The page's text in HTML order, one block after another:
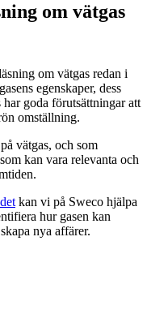
om vätgas
om vätgas redan i
egenskaper, dess
goda förutsättningar att
omställning.
vätgas, och som
kan vara relevanta och
kan vi på Sweco hjälpa
hur gasen kan
nya affärer.